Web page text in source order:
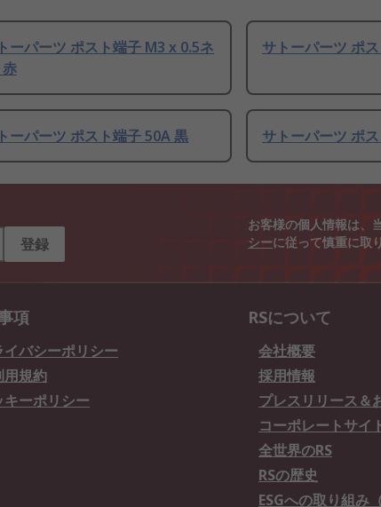
ーパーツ ポスト端子 M3 x 0.5ネ
赤
サトーパーツ ポ
ーパーツ ポスト端子 50A 黒 サトーパーツ ポ
登録
お客様の個人情報は、
シーに従って慎重に取
項
イバシーポリシー
用規約
キーポリシー
RSについて
会社概要
採用情報
プレスリリース＆
コーポレートサイ
全世界のRS
RSの歴史
ESGへの取り組み